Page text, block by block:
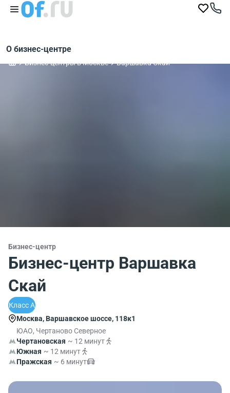
О бизнес-центре
Бизнес-центры в Москве Варшавка Скай
Бизнес-центр
Бизнес-центр Варшавка
Скай
Класс A
Москва, Варшавское шоссе, 118к1
ЮАО, Чертаново Северное
Чертановская ~ 12 минут
Южная ~ 12 минут
Пражская ~ 6 минут